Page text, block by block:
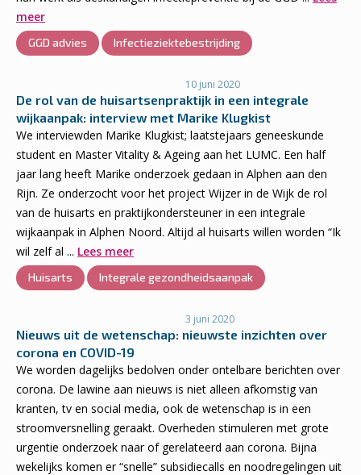
meer
GGD advies Infectieziektebestrijding
10 juni 2020
De rol van de huisartsenpraktijk in een integrale
wijkaanpak: interview met Marike Klugkist
We interviewden Marike Klugkist; laatstejaars geneeskunde
student en Master Vitality & Ageing aan het LUMC. Een half
jaar lang heeft Marike onderzoek gedaan in Alphen aan den
Rijn. Ze onderzocht voor het project Wijzer in de Wijk de rol
van de huisarts en praktijkondersteuner in een integrale
wijkaanpak in Alphen Noord. Altijd al huisarts willen worden “Ik
wil zelf al ... Lees meer
Huisarts Integrale gezondheidsaanpak
3 juni 2020
Nieuws uit de wetenschap: nieuwste inzichten over
corona en COVID-19
We worden dagelijks bedolven onder ontelbare berichten over
corona. De lawine aan nieuws is niet alleen afkomstig van
kranten, tv en social media, ook de wetenschap is in een
stroomversnelling geraakt. Overheden stimuleren met grote
urgentie onderzoek naar of gerelateerd aan corona. Bijna
wekelijks komen er “snelle” subsidiecalls en noodregelingen uit